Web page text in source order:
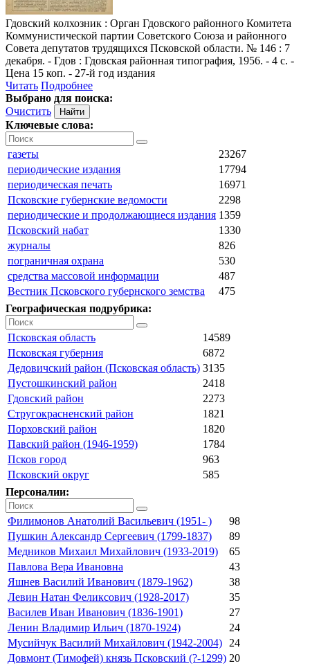
Гдовский колхозник : Орган Гдовского районного Комитета
Коммунистической партии Советского Союза и районного
Совета депутатов трудящихся Псковской области. № 146 : 7
декабря. - Гдов : Гдовская районная типография, 1956. - 4 с. -
Цена 15 коп. - 27-й год издания
Читать Подробнее
Выбрано для поиска:
Очистить
Ключевые слова:
газеты
23267
периодические издания
17794
периодическая печать
16971
Псковские губернские ведомости
2298
периодические и продолжающиеся издания 1359
Псковский набат
1330
журналы
826
пограничная охрана
530
средства массовой информации
487
Вестник Псковского губернского земства
475
Географическая подрубрика:
Псковская область
14589
Псковская губерния
6872
Дедовичский район (Псковская область) 3135
Пустошкинский район
2418
Гдовский район
2273
Стругокрасненский район
1821
Порховский район
1820
Павский район (1946-1959)
1784
Псков город
963
Псковский округ
585
Персоналии:
Филимонов Анатолий Васильевич (1951- )
98
Пушкин Александр Сергеевич (1799-1837)
89
Медников Михаил Михайлович (1933-2019)
65
Павлова Вера Ивановна
43
Яшнев Василий Иванович (1879-1962)
38
Левин Натан Феликсович (1928-2017)
35
Василев Иван Иванович (1836-1901)
27
Ленин Владимир Ильич (1870-1924)
24
Мусийчук Василий Михайлович (1942-2004)
24
Довмонт (Тимофей) князь Псковский (?-1299) 20